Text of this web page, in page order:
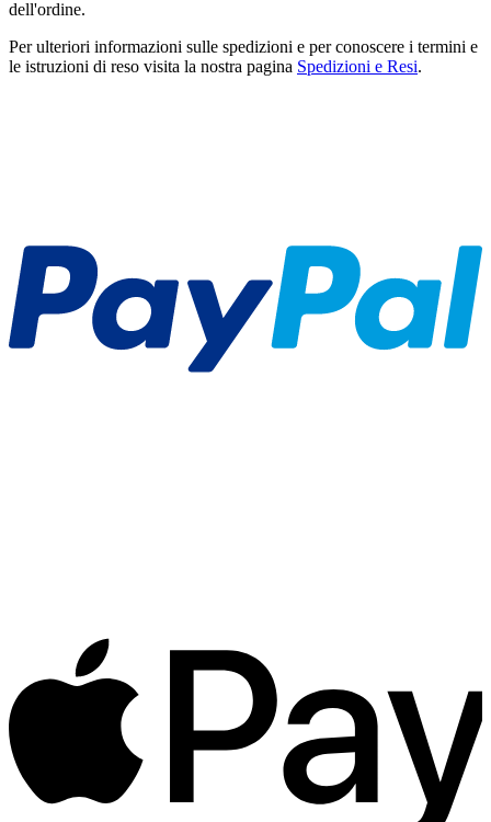
dell'ordine.
Per ulteriori informazioni sulle spedizioni e per conoscere i termini e
le istruzioni di reso visita la nostra pagina Spedizioni e Resi.